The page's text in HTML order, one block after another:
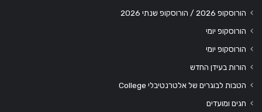
הורוסקופ 2026 / הורוסקופ שנתי 2026
הורוסקופ יומי
הורוסקופ יומי
הורות בעידן החדש
הטבות לבוגרים של אלטרנטיבלי College
חגים ומועדים